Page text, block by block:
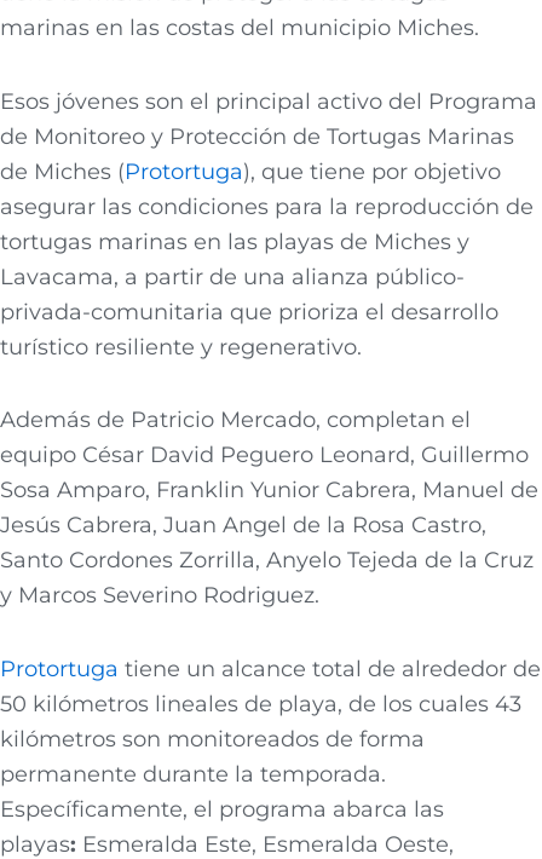
marinas en las costas del municipio Miches.
Esos jóvenes son el principal activo del Programa
de Monitoreo y Protección de Tortugas Marinas
de Miches (Protortuga), que tiene por objetivo
asegurar las condiciones para la reproducción de
tortugas marinas en las playas de Miches y
Lavacama, a partir de una alianza público-
privada-comunitaria que prioriza el desarrollo
turístico resiliente y regenerativo.
Además de Patricio Mercado, completan el
equipo César David Peguero Leonard, Guillermo
Sosa Amparo, Franklin Yunior Cabrera, Manuel de
Jesús Cabrera, Juan Angel de la Rosa Castro,
Santo Cordones Zorrilla, Anyelo Tejeda de la Cruz
y Marcos Severino Rodriguez.
Protortuga tiene un alcance total de alrededor de
50 kilómetros lineales de playa, de los cuales 43
kilómetros son monitoreados de forma
permanente durante la temporada.
Específicamente, el programa abarca las
playas: Esmeralda Este, Esmeralda Oeste,